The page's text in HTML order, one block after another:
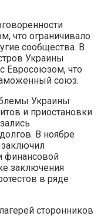
что ограничивало
сообщества. В
Украины
Евросоюзом, что
союз.
Украины
и приостановки
В ноябре
заключил
финансовой
заключения
в ряде
сторонников